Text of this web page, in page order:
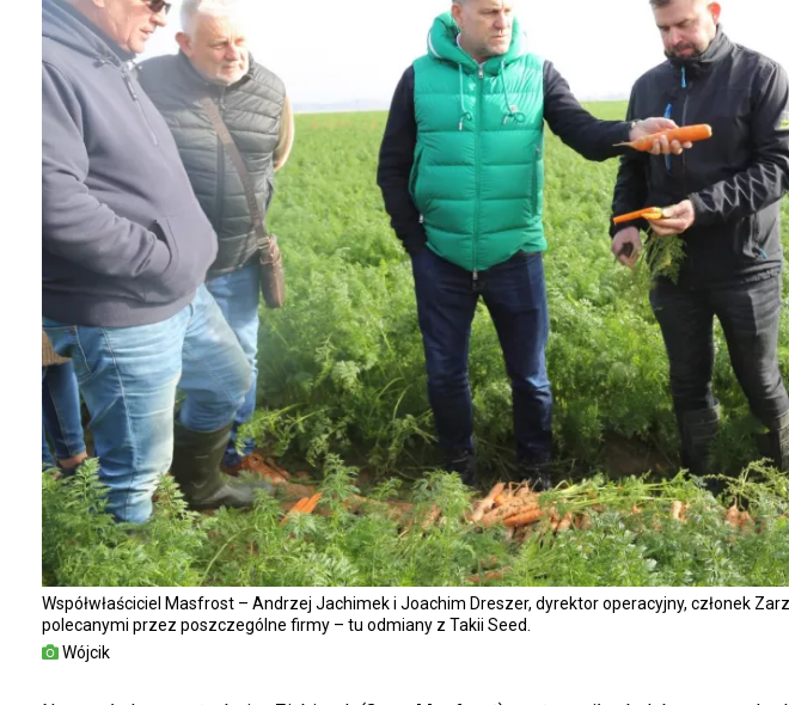
Współwłaściciel Masfrost – Andrzej Jachimek i Joachim Dreszer, dyrektor operacyjny, członek
polecanymi przez poszczególne firmy – tu odmiany z Takii Seed.
Wójcik